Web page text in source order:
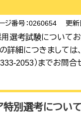
ジ番号：0260654 更新
選考試験についてお
詳細につきましては
2053）までお問合
特別選考につい